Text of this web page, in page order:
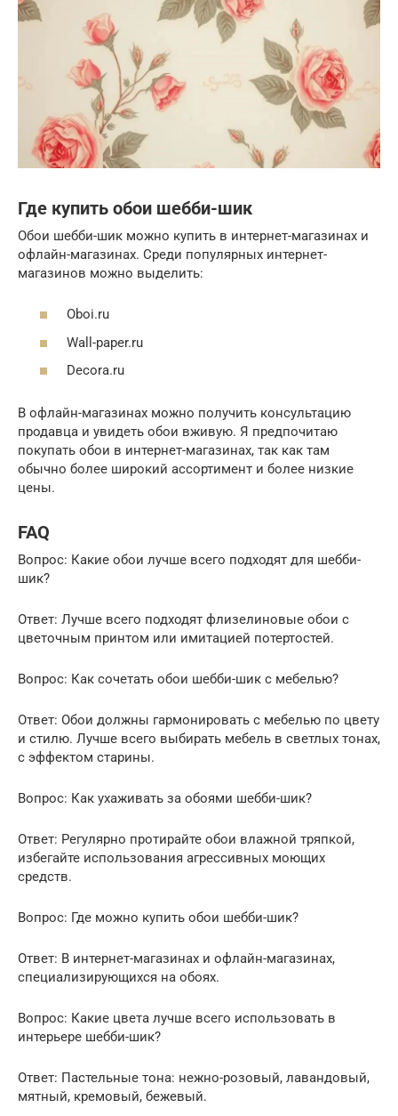
Где купить обои шебби-шик
Обои шебби-шик можно купить в интернет-магазинах и
офлайн-магазинах. Среди популярных интернет-
магазинов можно выделить:
Oboi.ru
Wall-paper.ru
Decora.ru
В офлайн-магазинах можно получить консультацию
продавца и увидеть обои вживую. Я предпочитаю
покупать обои в интернет-магазинах, так как там
обычно более широкий ассортимент и более низкие
цены.
FAQ
Вопрос: Какие обои лучше всего подходят для шебби-
шик?
Ответ: Лучше всего подходят флизелиновые обои с
цветочным принтом или имитацией потертостей.
Вопрос: Как сочетать обои шебби-шик с мебелью?
Ответ: Обои должны гармонировать с мебелью по цвету
и стилю. Лучше всего выбирать мебель в светлых тонах,
с эффектом старины.
Вопрос: Как ухаживать за обоями шебби-шик?
Ответ: Регулярно протирайте обои влажной тряпкой,
избегайте использования агрессивных моющих
средств.
Вопрос: Где можно купить обои шебби-шик?
Ответ: В интернет-магазинах и офлайн-магазинах,
специализирующихся на обоях.
Вопрос: Какие цвета лучше всего использовать в
интерьере шебби-шик?
Ответ: Пастельные тона: нежно-розовый, лавандовый,
мятный, кремовый, бежевый.